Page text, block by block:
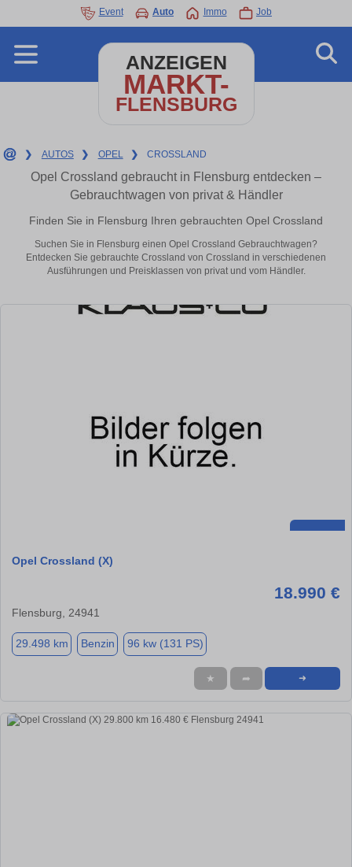
Event Auto Immo Job
ANZEIGEN
MARKT-
FLENSBURG
❯ AUTOS ❯ OPEL ❯ CROSSLAND
Opel Crossland gebraucht in Flensburg entdecken –
Gebrauchtwagen von privat & Händler
Finden Sie in Flensburg Ihren gebrauchten Opel Crossland
Suchen Sie in Flensburg einen Opel Crossland Gebrauchtwagen?
Entdecken Sie gebrauchte Crossland von Crossland in verschiedenen
Ausführungen und Preisklassen von privat und vom Händler.
Opel Crossland (X)
18.990 €
Flensburg, 24941
29.498 km Benzin 96 kw (131 PS)
★ ➦ ➜